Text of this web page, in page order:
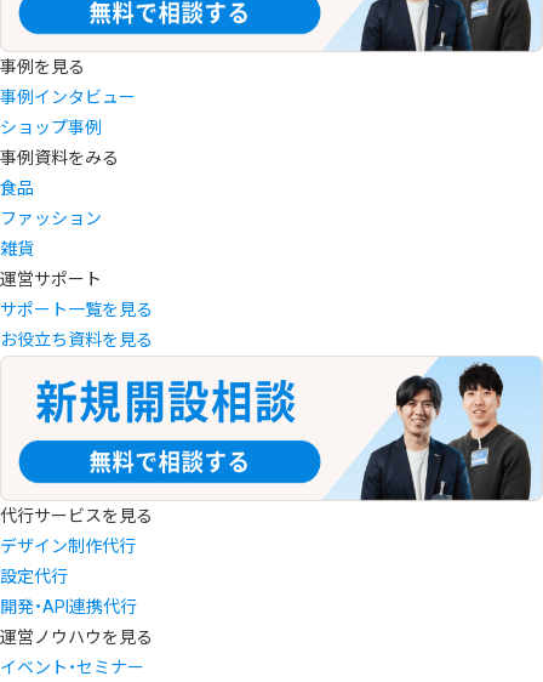
事例を見る
事例インタビュー
ショップ事例
事例資料をみる
食品
ファッション
雑貨
運営サポート
サポート一覧を見る
お役立ち資料を見る
代行サービスを見る
デザイン制作代行
設定代行
開発・API連携代行
運営ノウハウを見る
イベント・セミナー